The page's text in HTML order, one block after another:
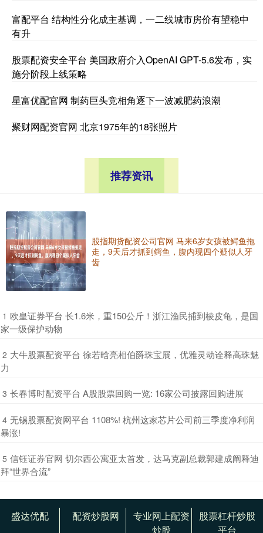
富配平台 结构性分化成主基调，一二线城市房价有望稳中
有升
股票配资安全平台 美国政府介入OpenAI GPT-5.6发布，实
施分阶段上线策略
星富优配官网 制药巨头竞相角逐下一波减肥药浪潮
聚财网配资官网 北京1975年的18张照片
推荐资讯
股指期货配资公司官网 马来6岁女孩被鳄鱼拖
走，9天后才抓到鳄鱼，腹内现四个疑似人牙
齿
1 ​欧皇证券平台 长1.6米，重150公斤！浙江渔民捕到棱皮龟，是国
家一级保护动物
2 ​大牛股票配资平台 徐若晗亮相伯爵珠宝展，优雅灵动诠释高珠魅
力
3 ​长春博时配资平台 A股股票回购一览: 16家公司披露回购进展
4 ​无锡股票配资网平台 1108%! 杭州这家芯片公司前三季度净利润
暴涨!
5 ​信钰证券官网 切尔西公寓亚太首发，达马克副总裁郭建成阐释迪
拜“世界合流”
盛达优配 配资炒股网
专业网上配资
炒股
股票杠杆炒股
平台